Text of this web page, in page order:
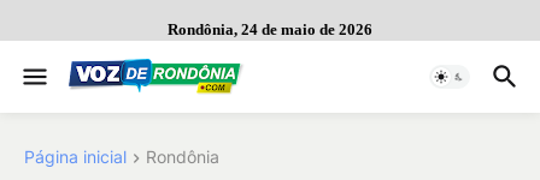
Rondônia, 24 de maio de 2026
Página inicial Rondônia